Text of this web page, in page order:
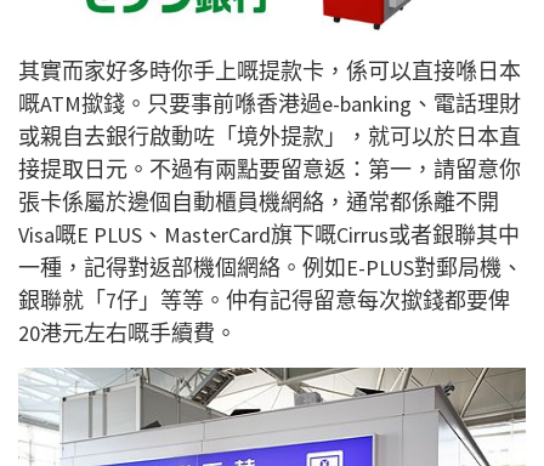
其實而家好多時你手上嘅提款卡，係可以直接喺日本
嘅ATM撳錢。只要事前喺香港過e-banking、電話理財
或親自去銀行啟動咗「境外提款」，就可以於日本直
接提取日元。不過有兩點要留意返：第一，請留意你
張卡係屬於邊個自動櫃員機網絡，通常都係離不開
Visa嘅E PLUS、MasterCard旗下嘅Cirrus或者銀聯其中
一種，記得對返部機個網絡。例如E-PLUS對郵局機、
銀聯就「7仔」等等。仲有記得留意每次撳錢都要俾
20港元左右嘅手續費。